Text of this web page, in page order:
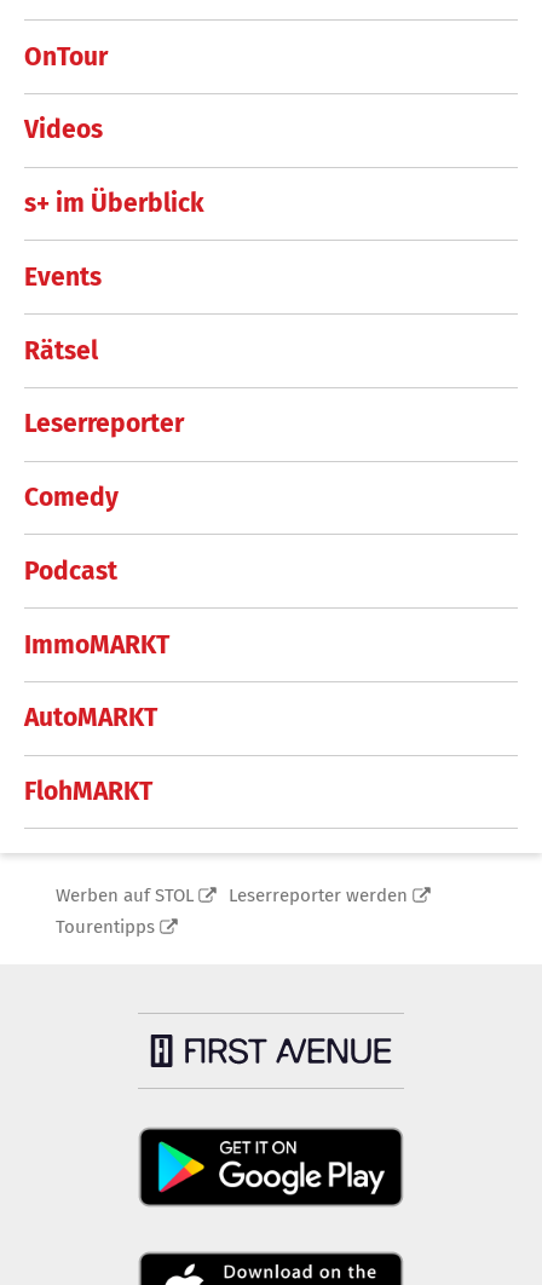
OnTour
Videos
s+ im Überblick
Events
Rätsel
Leserreporter
Comedy
Podcast
ImmoMARKT
AutoMARKT
FlohMARKT
Werben auf STOL
Leserreporter werden
Tourentipps